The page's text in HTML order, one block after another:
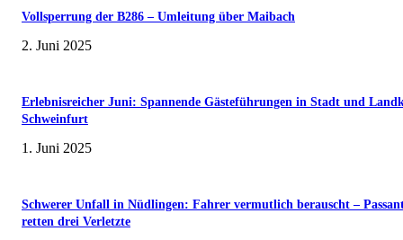
Vollsperrung der B286 – Umleitung über Maibach
2. Juni 2025
Erlebnisreicher Juni: Spannende Gästeführungen in Stadt und
Schweinfurt
1. Juni 2025
Schwerer Unfall in Nüdlingen: Fahrer vermutlich berauscht –
retten drei Verletzte